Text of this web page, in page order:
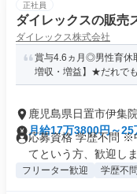
正社員
ダイレックスの販売
ダイレックス株式会社
賞与4.6ヵ月◎男性育休
増収・増益】★だれで
鹿児島県日置市伊集
月給17万3800円～
応募資格 学歴不問 ※
てという方、歓迎しま
フリーター歓迎 学歴不問